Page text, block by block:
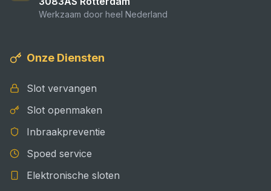
Werkzaam door heel Nederland
Onze Diensten
Slot vervangen
Slot openmaken
Inbraakpreventie
Spoed service
Elektronische sloten